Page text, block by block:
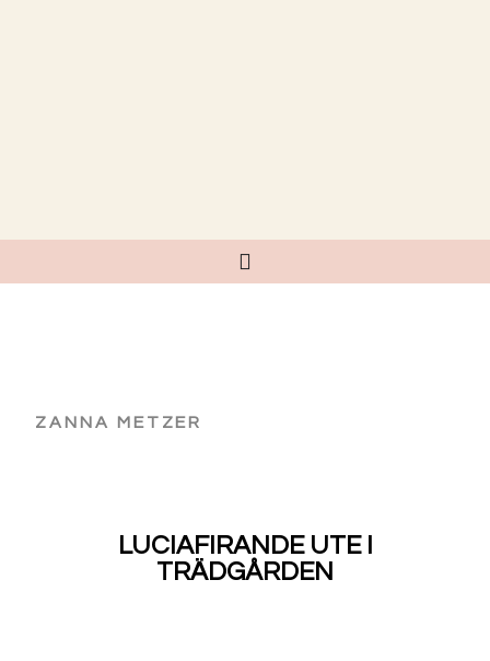
ZANNA METZER
LUCIAFIRANDE UTE I
TRÄDGÅRDEN